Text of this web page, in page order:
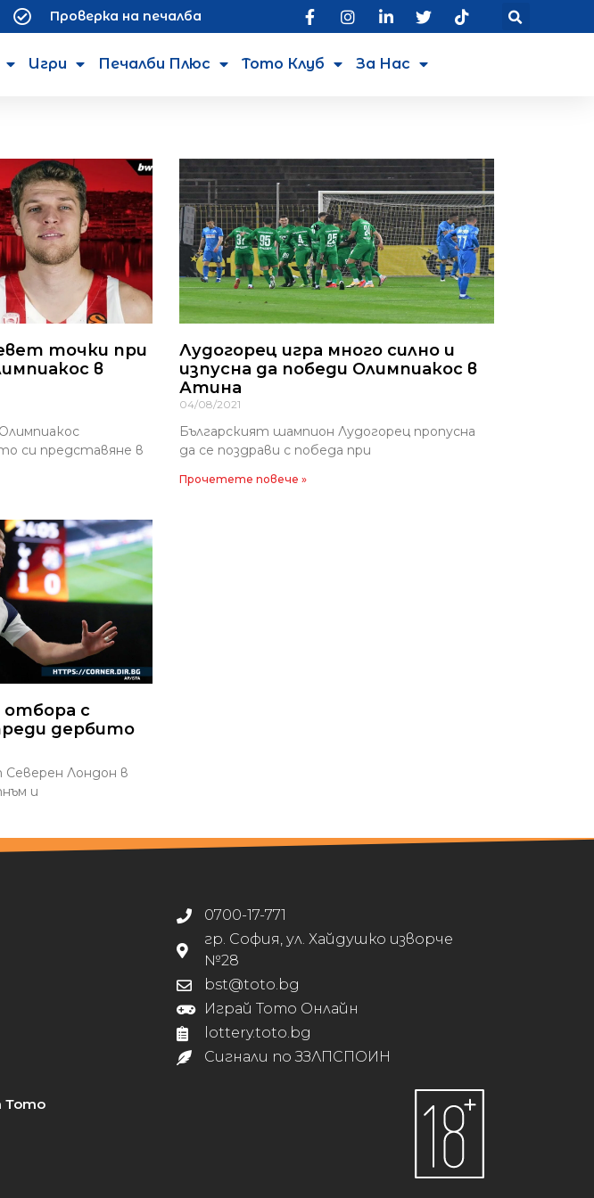
Проверка на печалба
Игри Печалби Плюс Тото Клуб За Нас
точки при
в
си представяне в
Лудогорец игра много силно и
изпусна да победи Олимпиакос в
Атина
04/08/2021
Българският шампион Лудогорец пропусна
да се поздрави с победа при
Прочетете повече »
отбора с
дербито
Северен Лондон в
и
Тото
0700-17-771
гр. София, ул. Хайдушко изворче
№28
bst@toto.bg
Играй Тото Онлайн
lottery.toto.bg
Сигнали по ЗЗЛПСПОИН